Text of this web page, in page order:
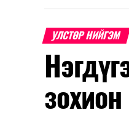
УЛСТӨР НИЙГЭМ